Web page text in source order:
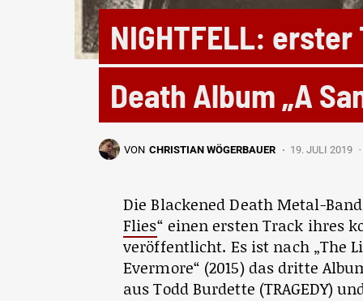
NIGHTFELL:
Death Album „A
VON CHRISTIAN WÖGERBAUER 19. JULI 2019
Die Blackened Death Metal-
Flies“ einen ersten Track ihres
veröffentlicht. Es ist nach „The
Evermore“ (2015) das dritte
aus Todd Burdette (TRAGEDY)